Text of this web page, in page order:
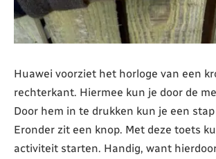
Huawei voorziet het horloge van een
rechterkant. Hiermee kun je door de
Door hem in te drukken kun je een
Eronder zit een knop. Met deze toets
activiteit starten. Handig, want